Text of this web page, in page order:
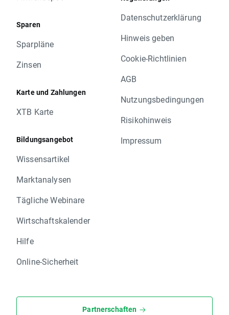
Sparen
Sparpläne
Zinsen
Karte und Zahlungen
XTB Karte
Bildungsangebot
Wissensartikel
Marktanalysen
Tägliche Webinare
Wirtschaftskalender
Hilfe
Online-Sicherheit
Datenschutzerklärung
Hinweis geben
Cookie-Richtlinien
AGB
Nutzungsbedingungen
Risikohinweis
Impressum
Partnerschaften